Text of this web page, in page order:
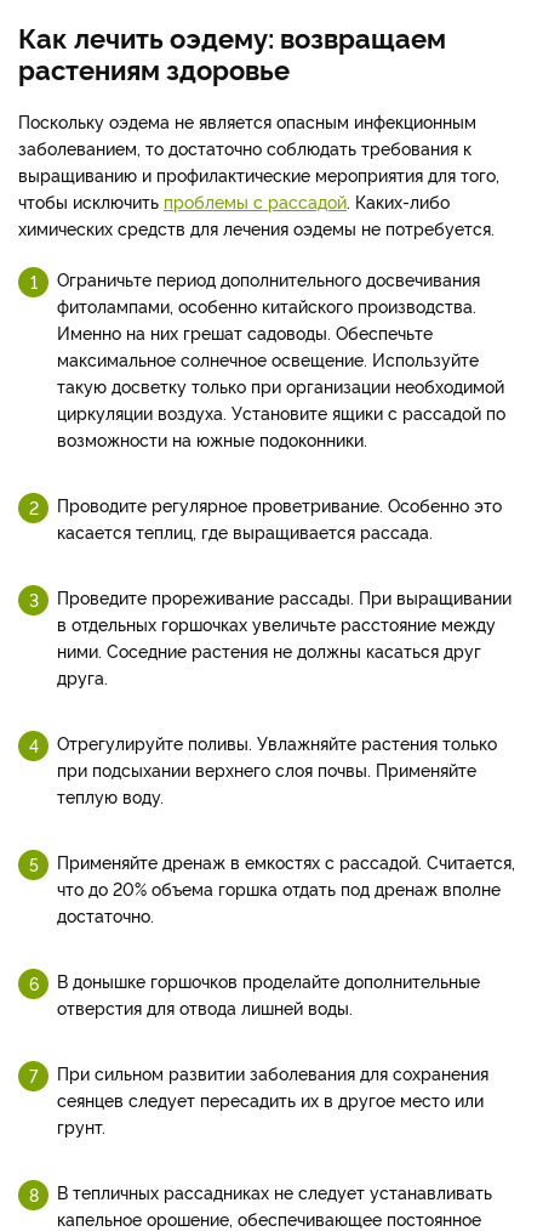
Как лечить оэдему: возвращаем
растениям здоровье
Поскольку оэдема не является опасным инфекционным
заболеванием, то достаточно соблюдать требования к
выращиванию и профилактические мероприятия для того,
чтобы исключить проблемы с рассадой . Каких-либо
химических средств для лечения оэдемы не потребуется.
Ограничьте период дополнительного досвечивания
фитолампами, особенно китайского производства.
Именно на них грешат садоводы. Обеспечьте
максимальное солнечное освещение. Используйте
такую досветку только при организации необходимой
циркуляции воздуха. Установите ящики с рассадой по
возможности на южные подоконники.
Проводите регулярное проветривание. Особенно это
касается теплиц, где выращивается рассада.
Проведите прореживание рассады. При выращивании
в отдельных горшочках увеличьте расстояние между
ними. Соседние растения не должны касаться друг
друга.
Отрегулируйте поливы. Увлажняйте растения только
при подсыхании верхнего слоя почвы. Применяйте
теплую воду.
Применяйте дренаж в емкостях с рассадой. Считается,
что до 20% объема горшка отдать под дренаж вполне
достаточно.
В донышке горшочков проделайте дополнительные
отверстия для отвода лишней воды.
При сильном развитии заболевания для сохранения
сеянцев следует пересадить их в другое место или
грунт.
В тепличных рассадниках не следует устанавливать
капельное орошение, обеспечивающее постоянное